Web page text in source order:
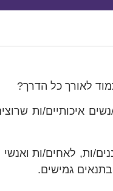
לאורך כל הדרך?
איכותיים/ות
ות, לאחים/ות ואנשי
גמישים.